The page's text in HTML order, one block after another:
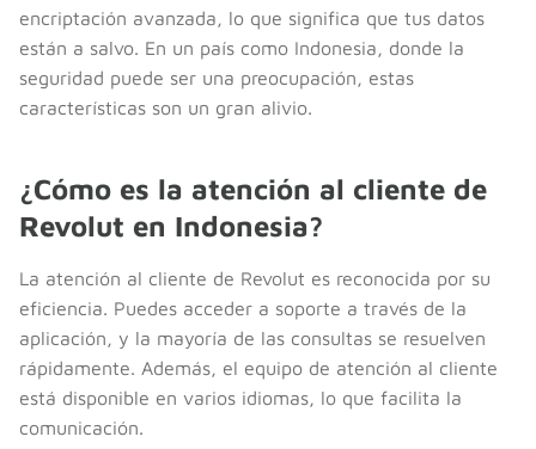
encriptación avanzada, lo que significa que tus datos
están a salvo. En un país como Indonesia, donde la
seguridad puede ser una preocupación, estas
características son un gran alivio.
¿Cómo es la atención al cliente de
Revolut en Indonesia?
La atención al cliente de Revolut es reconocida por su
eficiencia. Puedes acceder a soporte a través de la
aplicación, y la mayoría de las consultas se resuelven
rápidamente. Además, el equipo de atención al cliente
está disponible en varios idiomas, lo que facilita la
comunicación.